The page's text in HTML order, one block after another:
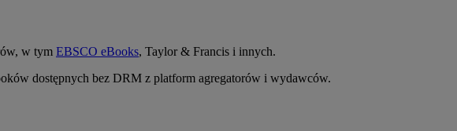
w tym EBSCO eBooks, Taylor & Francis i innych.
dostępnych bez DRM z platform agregatorów i wydawców.